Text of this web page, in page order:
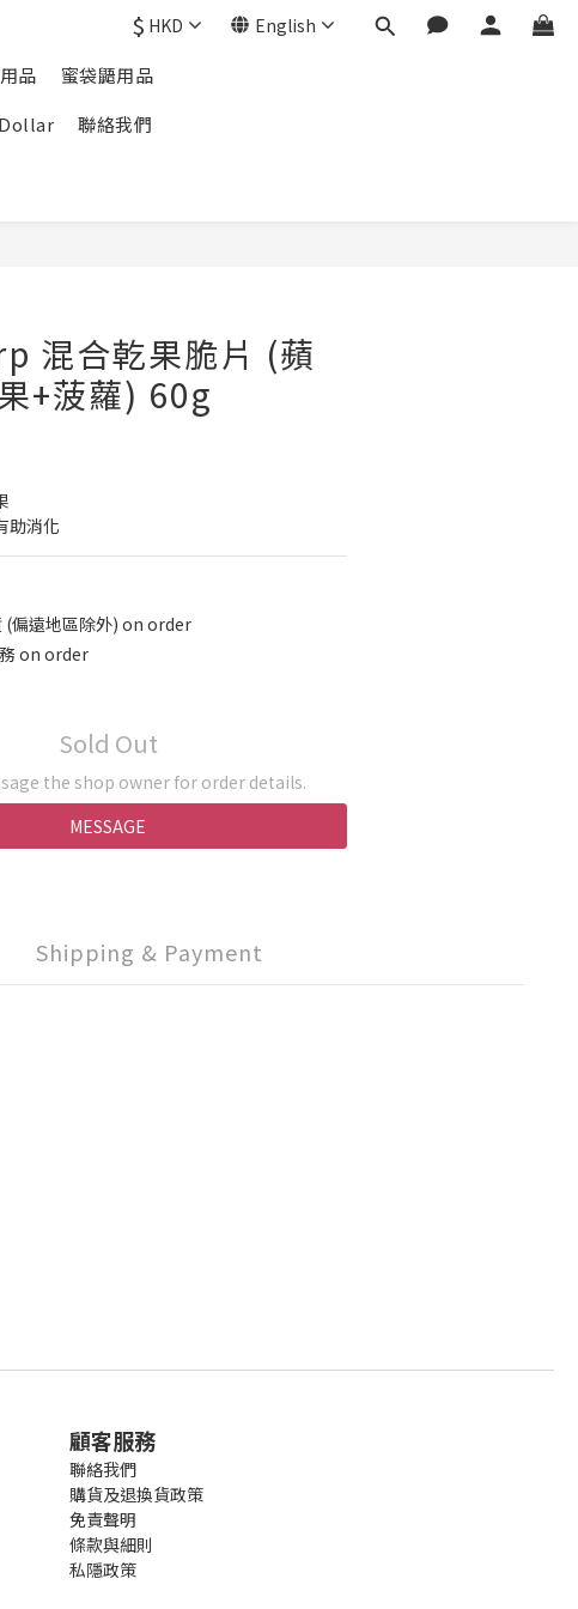
$ HKD English
品
蜜袋鼯用品
聯絡我們
混合乾果脆片 (蘋
+菠蘿) 60g
助消化
(偏遠地區除外) on order
on order
Sold Out
the shop owner for order details.
MESSAGE
Shipping & Payment
顧客服務
聯絡我們
購貨及退換貨政策
免責聲明
條款與細則
私隱政策